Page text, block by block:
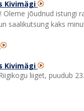
Kivimägi
Oleme jõudnud istungi
saalikutsung kaks
Kivimägi
liiget, puudub